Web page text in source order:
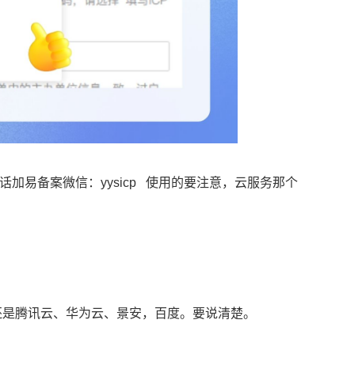
加易备案微信：yysicp 使用的要注意，云服务那个
腾讯云、华为云、景安，百度。要说清楚。